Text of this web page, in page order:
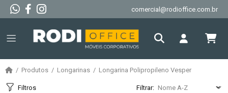
comercial@rodioffice.com.br
Produtos Longarinas Longarina Polipropileno Vesper
Filtros Filtrar: